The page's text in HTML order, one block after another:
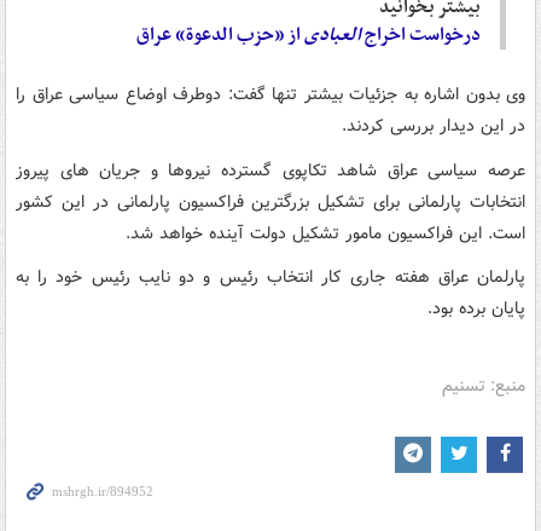
بیشتر بخوانید
درخواست اخراجالعبادیاز «حزب الدعوة» عراق
وی بدون اشاره به جزئیات بیشتر تنها گفت: دوطرف اوضاع سیاسی عراق را
در این دیدار بررسی کردند.
عرصه سیاسی عراق شاهد تکاپوی گسترده نیروها و جریان های پیروز
انتخابات پارلمانی برای تشکیل بزرگترین فراکسیون پارلمانی در این کشور
است. این فراکسیون مامور تشکیل دولت آینده خواهد شد.
پارلمان عراق هفته جاری کار انتخاب رئیس و دو نایب رئیس خود را به
پایان برده بود.
منبع: تسنیم